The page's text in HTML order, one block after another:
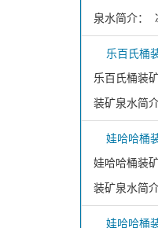
泉水简介：
乐百氏桶
乐百氏桶装
装矿泉水简
娃哈哈桶
娃哈哈桶装
装矿泉水简
娃哈哈桶